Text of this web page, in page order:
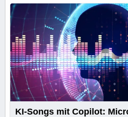
KI-Songs mit Copilot: